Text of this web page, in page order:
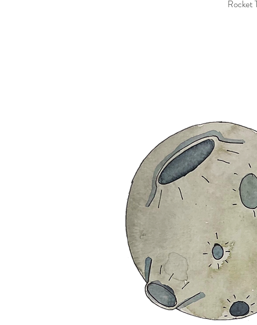
Rocket